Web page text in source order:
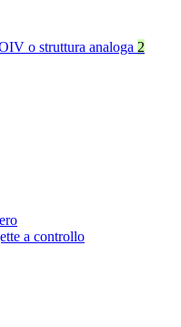
o struttura analoga 2
a controllo